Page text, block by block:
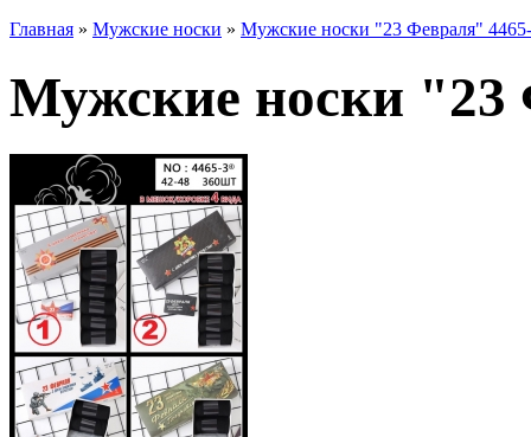
Главная » Мужские носки » Мужские носки "23 Февраля"
Мужские носки "23